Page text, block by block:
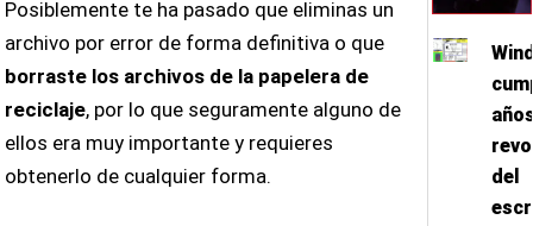
Posiblemente te ha pasado que eliminas un
archivo por error de forma definitiva o que
borraste los archivos de la papelera de
reciclaje, por lo que seguramente alguno de
ellos era muy importante y requieres
obtenerlo de cualquier forma.
del